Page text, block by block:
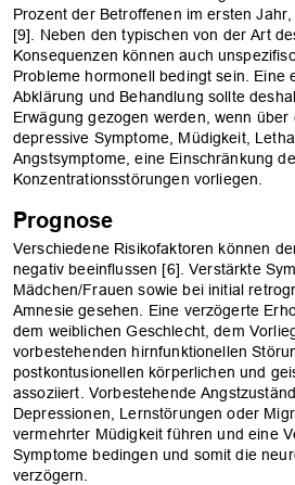
Prozent der Betroffenen im ersten
[9]. Neben den typischen von der Art
Konsequenzen können auch
Probleme hormonell bedingt sein. Eine
Abklärung und Behandlung sollte
Erwägung gezogen werden, wenn
depressive Symptome, Müdigkeit,
Angstsymptome, eine Einschränkung
Konzentrationsstörungen vorliegen.
Prognose
Verschiedene Risikofaktoren können
negativ beeinflussen [6]. Verstärkte
Mädchen/Frauen sowie bei initial
Amnesie gesehen. Eine verzögerte
dem weiblichen Geschlecht, dem
vorbestehenden hirnfunktionellen
postkontusionellen körperlichen und
assoziiert. Vorbestehende
Depressionen, Lernstörungen oder
vermehrter Müdigkeit führen und eine
Symptome bedingen und somit die
verzögern.